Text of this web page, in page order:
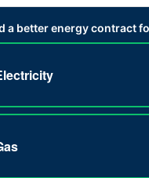
a better energy contract